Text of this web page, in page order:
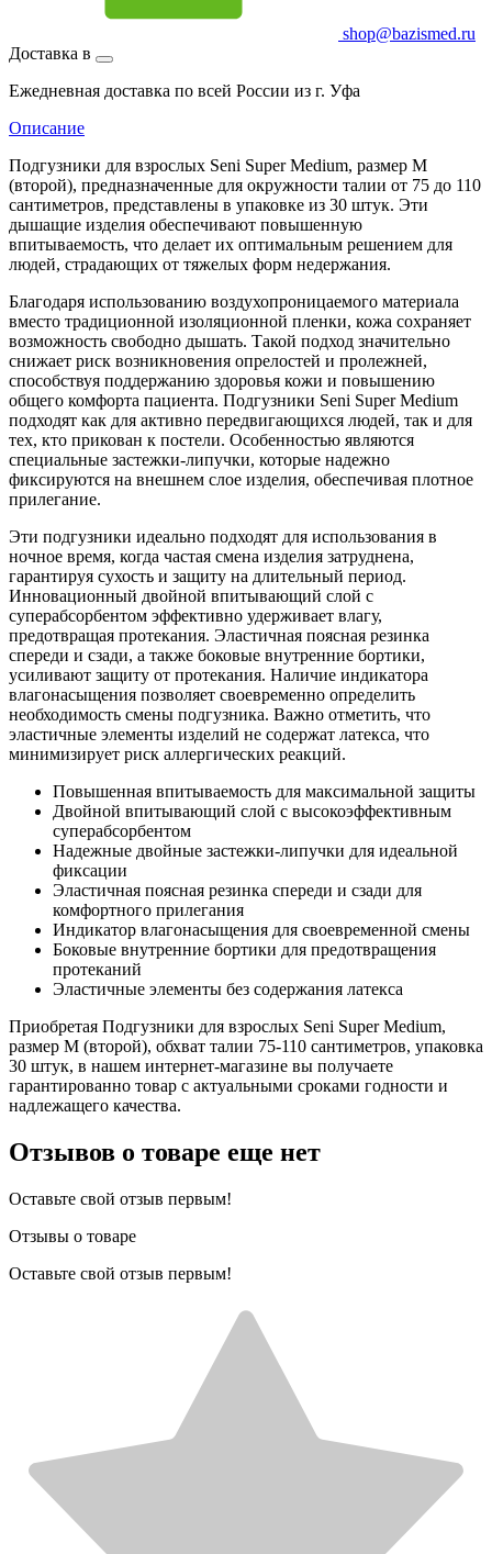
shop@bazismed.ru
Доставка в
Ежедневная доставка по всей России из г. Уфа
Описание
Подгузники для взрослых Seni Super Medium, размер М
(второй), предназначенные для окружности талии от 75 до 110
сантиметров, представлены в упаковке из 30 штук. Эти
дышащие изделия обеспечивают повышенную
впитываемость, что делает их оптимальным решением для
людей, страдающих от тяжелых форм недержания.
Благодаря использованию воздухопроницаемого материала
вместо традиционной изоляционной пленки, кожа сохраняет
возможность свободно дышать. Такой подход значительно
снижает риск возникновения опрелостей и пролежней,
способствуя поддержанию здоровья кожи и повышению
общего комфорта пациента. Подгузники Seni Super Medium
подходят как для активно передвигающихся людей, так и для
тех, кто прикован к постели. Особенностью являются
специальные застежки-липучки, которые надежно
фиксируются на внешнем слое изделия, обеспечивая плотное
прилегание.
Эти подгузники идеально подходят для использования в
ночное время, когда частая смена изделия затруднена,
гарантируя сухость и защиту на длительный период.
Инновационный двойной впитывающий слой с
суперабсорбентом эффективно удерживает влагу,
предотвращая протекания. Эластичная поясная резинка
спереди и сзади, а также боковые внутренние бортики,
усиливают защиту от протекания. Наличие индикатора
влагонасыщения позволяет своевременно определить
необходимость смены подгузника. Важно отметить, что
эластичные элементы изделий не содержат латекса, что
минимизирует риск аллергических реакций.
Повышенная впитываемость для максимальной защиты
Двойной впитывающий слой с высокоэффективным
суперабсорбентом
Надежные двойные застежки-липучки для идеальной
фиксации
Эластичная поясная резинка спереди и сзади для
комфортного прилегания
Индикатор влагонасыщения для своевременной смены
Боковые внутренние бортики для предотвращения
протеканий
Эластичные элементы без содержания латекса
Приобретая Подгузники для взрослых Seni Super Medium,
размер М (второй), обхват талии 75-110 сантиметров, упаковка
30 штук, в нашем интернет-магазине вы получаете
гарантированно товар с актуальными сроками годности и
надлежащего качества.
Отзывов о товаре еще нет
Оставьте свой отзыв первым!
Отзывы о товаре
Оставьте свой отзыв первым!